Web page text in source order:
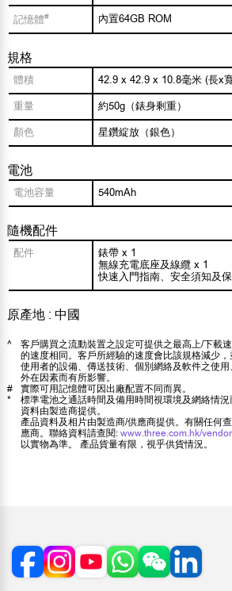
記憶體# 內置64GB ROM
規格
體積 42.9 x 42.9 x 10.8毫米 (長x
重量 約50g（錶身剩重）
顏色 星鑽綻放（銀色）
電池
電池容量 540mAh
隨機配件
配件
錶帶 x 1
無線充電底座及線纜 x 1
快速入門指南、安全須知及
原產地 : 中國
^
客戶購買之流動裝置之設定可提供之最高上/下載
的速度相同。客戶所經驗的速度會比該規格減少，
使用者的設備、傳送技術、個別網絡及軟件之使
外在因素而有所影響。
#
實際可用記憶體可因出廠配置不同而異。
*
標準電池之通話時間及備用時間視環境及網絡情
資料由製造商提供。
產品資料及相片由製造商/供應商提供。有關任何
應商。聯絡資料請查閱: www.three.com.hk/
以實物為準。 產品貨量有限，視乎供貨情況。